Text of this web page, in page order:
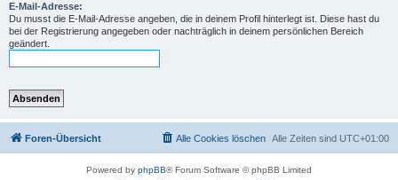
E-Mail-Adresse:
Du musst die E-Mail-Adresse angeben, die in deinem Profil hinterlegt ist. Diese hast du
bei der Registrierung angegeben oder nachträglich in deinem persönlichen Bereich
geändert.
Foren-Übersicht Alle Zeiten sind UTC+01:00
Alle Cookies löschen
Powered by phpBB® Forum Software © phpBB Limited